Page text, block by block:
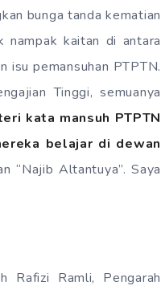
bunga tanda kematian
nampak kaitan di antara
isu pemansuhan PTPTN.
Tinggi, semuanya
kata mansuh PTPTN
belajar di dewan
“Najib Altantuya”. Saya
Rafizi Ramli, Pengarah